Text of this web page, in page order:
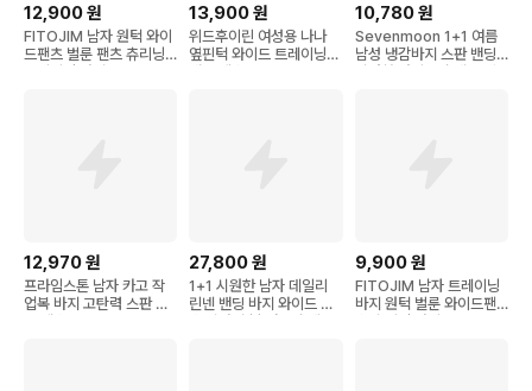
12,900원
FITOJIM 남자 원턱 와이
드팬츠 벌룬 팬츠 츄리닝
13,900원
위드후이린 여성용 나나
옆핀턱 와이드 트레이닝
10,780원
Sevenmoon 1+1 여름
남성 냉감바지 스판 밴딩
12,970원
프라임스톤 남자 카고 작
업복 바지 고탄력 스판 밴
27,800원
1+1 시원한 남자 데일리
린넨 밴딩 바지 와이드 팬
9,900원
FITOJIM 남자 트레이닝
바지 원턱 벌룬 와이드팬